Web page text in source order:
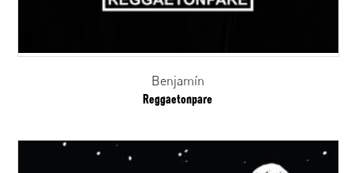
Benjamín
Reggaetonpare